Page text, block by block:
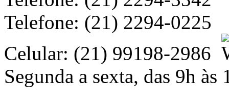
Telefone: (21) 2294-0225
Celular: (21) 99198-2986
Segunda a sexta, das 9h às